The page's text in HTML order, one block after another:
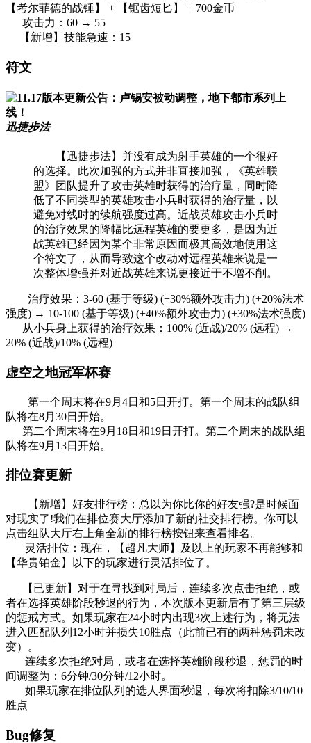
【考尔菲德的战锤】 + 【锯齿短匕】 + 700金币
攻击力：60 → 55
【新增】技能急速：15
符文
迅捷步法
【迅捷步法】并没有成为射手英雄的一个很好
的选择。此次加强的方式并非直接加强，《英雄联
盟》团队提升了攻击英雄时获得的治疗量，同时降
低了不同类型的英雄攻击小兵时获得的治疗量，以
避免对线时的续航强度过高。近战英雄攻击小兵时
的治疗效果的降幅比远程英雄的要更多，是因为近
战英雄已经因为某个非常原因而极其高效地使用这
个符文了，从而导致这个改动对远程英雄来说是一
次整体增强并对近战英雄来说更接近于不增不削。
治疗效果：3-60 (基于等级) (+30%额外攻击力) (+20%法术
强度) → 10-100 (基于等级) (+40%额外攻击力) (+30%法术强度)
从小兵身上获得的治疗效果：100% (近战)/20% (远程) →
20% (近战)/10% (远程)
虚空之地冠军杯赛
第一个周末将在9月4日和5日开打。第一个周末的战队组
队将在8月30日开始。
第二个周末将在9月18日和19日开打。第二个周末的战队组
队将在9月13日开始。
排位赛更新
【新增】好友排行榜：总以为你比你的好友强?是时候面
对现实了!我们在排位赛大厅添加了新的社交排行榜。你可以
点击组队大厅右上角全新的排行榜按钮来查看排名。
灵活排位：现在，【超凡大师】及以上的玩家不再能够和
【华贵铂金】以下的玩家进行灵活排位了。
【已更新】对于在寻找到对局后，连续多次点击拒绝，或
者在选择英雄阶段秒退的行为，本次版本更新后有了第三层级
的惩戒方式。如果玩家在24小时内出现3次上述行为，将无法
进入匹配队列12小时并损失10胜点（此前已有的两种惩罚未改
变）。
连续多次拒绝对局，或者在选择英雄阶段秒退，惩罚的时
间调整为：6分钟/30分钟/12小时。
如果玩家在排位队列的选人界面秒退，每次将扣除3/10/10
胜点
Bug修复